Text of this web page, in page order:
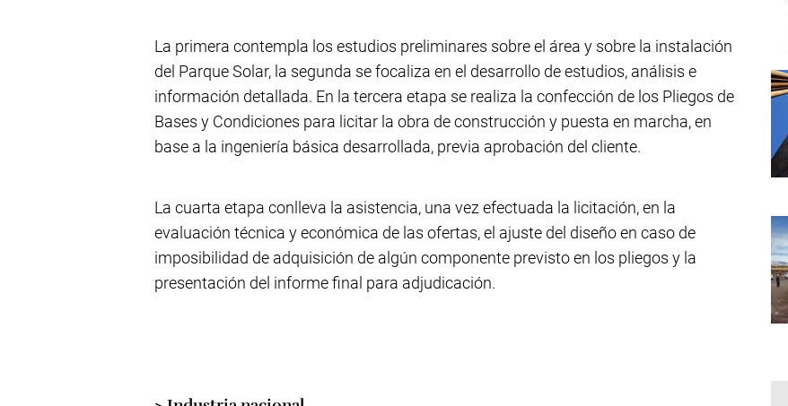
La primera contempla los estudios preliminares sobre el área y sobre la instalación
del Parque Solar, la segunda se focaliza en el desarrollo de estudios, análisis e
información detallada. En la tercera etapa se realiza la confección de los Pliegos de
Bases y Condiciones para licitar la obra de construcción y puesta en marcha, en
base a la ingeniería básica desarrollada, previa aprobación del cliente.
La cuarta etapa conlleva la asistencia, una vez efectuada la licitación, en la
evaluación técnica y económica de las ofertas, el ajuste del diseño en caso de
imposibilidad de adquisición de algún componente previsto en los pliegos y la
presentación del informe final para adjudicación.